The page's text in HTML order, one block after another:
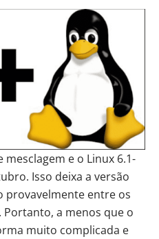
e o Linux 6.1-
Isso deixa a versão
provavelmente entre os
Portanto, a menos que o
muito complicada e